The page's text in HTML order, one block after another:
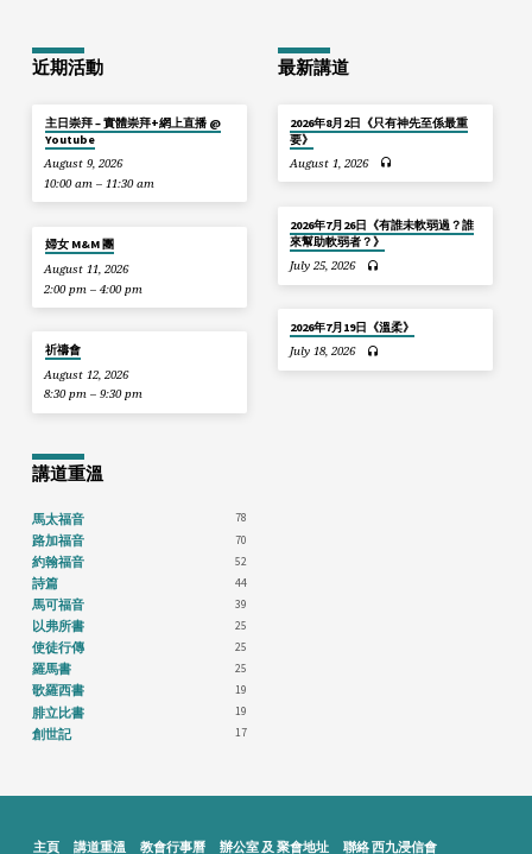
近期活動
主日崇拜 – 實體崇拜+網上直播 @
Youtube
August 9, 2026
10:00 am – 11:30 am
婦女 M&M 團
August 11, 2026
2:00 pm – 4:00 pm
祈禱會
August 12, 2026
8:30 pm – 9:30 pm
最新講道
2026年8月2日《只有神先至係最重
要》
August 1, 2026
2026年7月26日《有誰未軟弱過？誰
來幫助軟弱者？》
July 25, 2026
2026年7月19日《溫柔》
July 18, 2026
講道重溫
馬太福音 78
路加福音 70
約翰福音 52
詩篇 44
馬可福音 39
以弗所書 25
使徒行傳 25
羅馬書 25
歌羅西書 19
腓立比書 19
創世記 17
主頁 講道重溫 教會行事曆 辦公室 及 聚會地址 聯絡 西九浸信會